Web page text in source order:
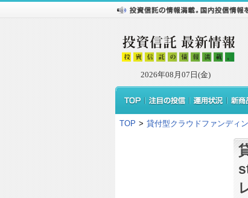
2026年08月07日(金)
TOP > 貸付型クラウドファンディ